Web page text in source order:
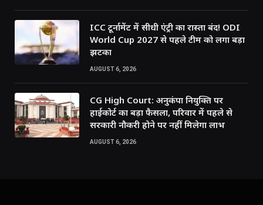
ICC टूर्नामेंट में सीधी एंट्री का रास्ता बंद! ODI
World Cup 2027 से पहले टीम को लगा बड़ा
झटका
AUGUST 6, 2026
CG High Court: अनुकंपा नियुक्ति पर
हाईकोर्ट का बड़ा फैसला, परिवार में पहले से
सरकारी नौकरी होने पर नहीं मिलेगा लाभ
AUGUST 6, 2026